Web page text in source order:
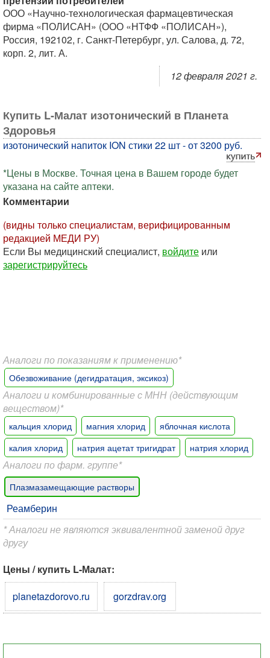
ООО «Научно-технологическая фармацевтическая
фирма «ПОЛИСАН» (ООО «НТФФ «ПОЛИСАН»),
Россия, 192102, г. Санкт-Петербург, ул. Салова, д. 72,
корп. 2, лит. А.
12 февраля 2021 г.
Купить L-Малат изотонический в Планета
Здоровья
изотонический напиток ION стики 22 шт - от 3200 руб.
*Цены в Москве. Точная цена в Вашем городе будет
указана на сайте аптеки.
Комментарии
(видны только специалистам, верифицированным
редакцией МЕДИ РУ)
Если Вы медицинский специалист, войдите или
зарегистрируйтесь
Аналоги по показаниям к применению*
Обезвоживание (дегидратация, эксикоз)
Аналоги и комбинированные с МНН (действующим
веществом)*
кальция хлорид магния хлорид
яблочная кислота
калия хлорид
натрия ацетат тригидрат натрия хлорид
Аналоги по фарм. группе*
Плазмазамещающие растворы
Реамберин
* Аналоги не являются эквивалентной заменой друг
другу
Цены / купить L-Малат:
planetazdorovo.ru
gorzdrav.org